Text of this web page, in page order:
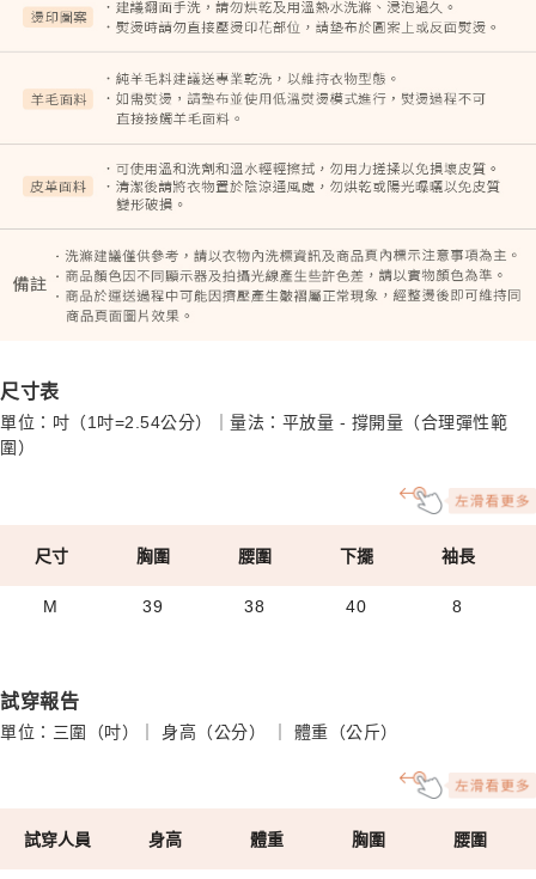
尺寸表
單位：吋（1吋=2.54公分）｜量法：平放量 - 撐開量（合理彈性範
圍）
尺寸 胸圍 腰圍 下擺 袖長
M 39 38 40 8
試穿報告
單位：三圍（吋）｜ 身高（公分） ｜ 體重（公斤）
試穿人員 身高 體重 胸圍 腰圍